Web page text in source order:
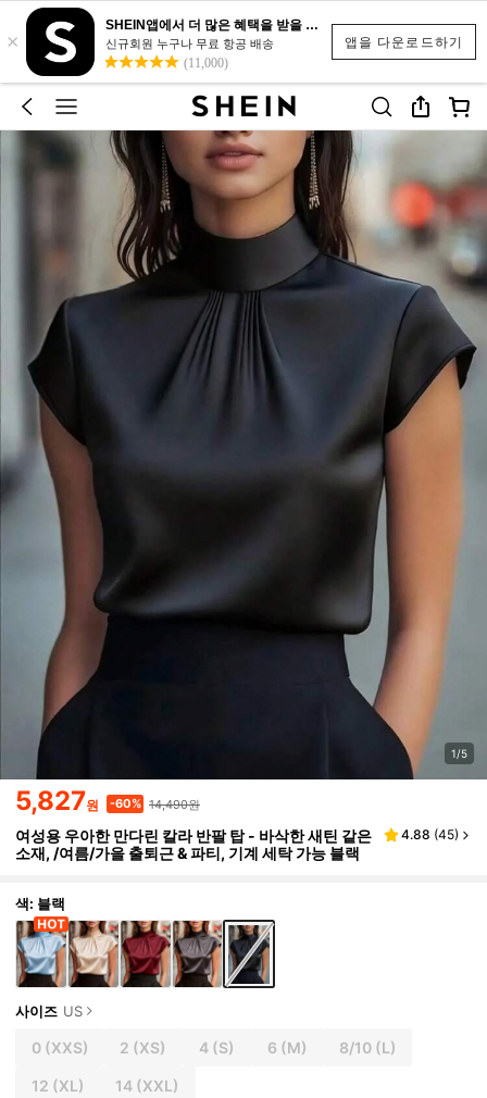
앱을 다운로드하기
×
SHEIN앱에서 더 많은 혜택을 받을 수 있어요.
신규회원 누구나 무료 항공 배송
(11,000)
1/5
5,827원 -60% 14,490원
여성용 우아한 만다린 칼라 반팔 탑 - 바삭한 새틴 같은
소재, /여름/가을 출퇴근 & 파티, 기계 세탁 가능 블랙
4.88 (45)
색: 블랙
사이즈 US
0(XXS) 2 (XS) 4 (S) 6 (M) 8/10 (L)
12 (XL) 14 (XXL)